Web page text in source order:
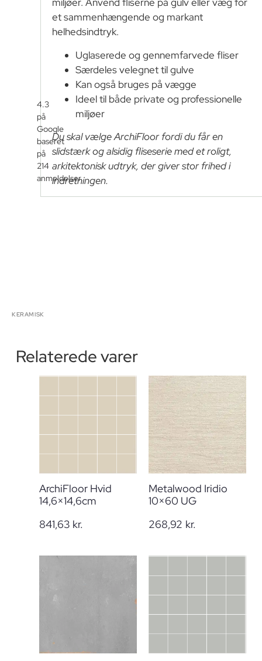
KERAMISK
4.3
på
Google
baseret
på
214
anmeldelser
et sammenhængende og markant
helhedsindtryk.
Uglaserede og gennemfarvede fliser
Særdeles velegnet til gulve
Kan også bruges på vægge
Ideel til både private og professionelle
miljøer
Du skal vælge ArchiFloor fordi du får en
slidstærk og alsidig fliseserie med et roligt,
arkitektonisk udtryk, der giver stor frihed i
indretningen.
Relaterede varer
ArchiFloor Hvid
14,6×14,6cm
841,63 kr.
Metalwood Iridio
10×60 UG
268,92 kr.